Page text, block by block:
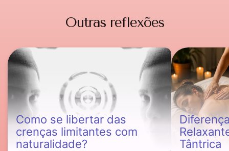
Outras reflexões
Como se libertar das
crenças limitantes com
naturalidade?
Tântrica